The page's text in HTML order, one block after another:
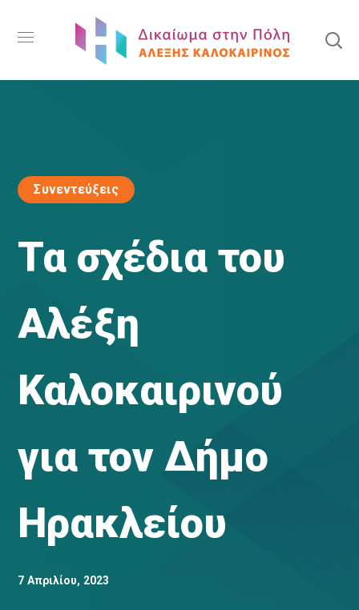
Συνεντεύξεις
Τα σχέδια του
Αλέξη
Καλοκαιρινού
για τον Δήμο
Ηρακλείου
7 Απριλίου, 2023